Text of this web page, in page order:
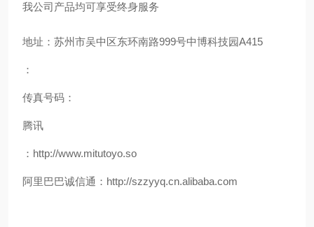
我公司产品均可享受终身服务
地址：苏州市吴中区东环南路999号中博科技园A415
：
传真号码：
腾讯
：http://www.mitutoyo.so
阿里巴巴诚信通：http://szzyyq.cn.alibaba.com